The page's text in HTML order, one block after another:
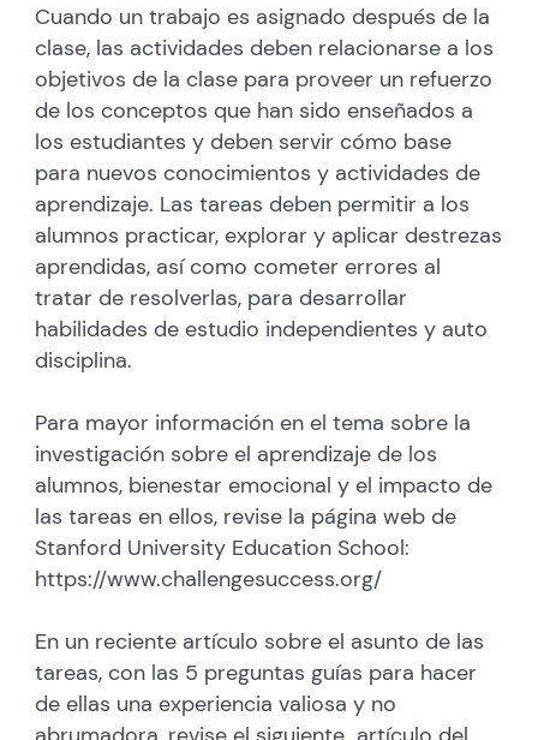
Cuando un trabajo es asignado después de la
clase, las actividades deben relacionarse a los
objetivos de la clase para proveer un refuerzo
de los conceptos que han sido enseñados a
los estudiantes y deben servir cómo base
para nuevos conocimientos y actividades de
aprendizaje. Las tareas deben permitir a los
alumnos practicar, explorar y aplicar destrezas
aprendidas, así como cometer errores al
tratar de resolverlas, para desarrollar
habilidades de estudio independientes y auto
disciplina.
Para mayor información en el tema sobre la
investigación sobre el aprendizaje de los
alumnos, bienestar emocional y el impacto de
las tareas en ellos, revise la página web de
Stanford University Education School:
https://www.challengesuccess.org/
En un reciente artículo sobre el asunto de las
tareas, con las 5 preguntas guías para hacer
de ellas una experiencia valiosa y no